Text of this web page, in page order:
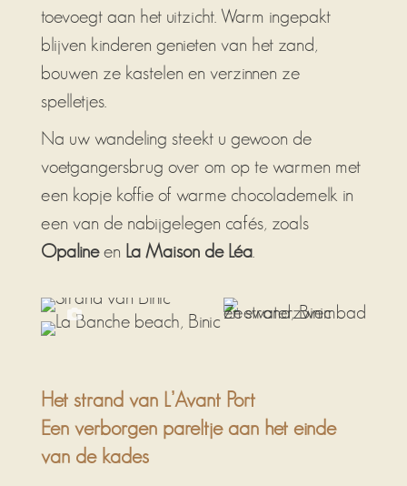
toevoegt aan het uitzicht. Warm ingepakt
blijven kinderen genieten van het zand,
bouwen ze kastelen en verzinnen ze
spelletjes.
Na uw wandeling steekt u gewoon de
voetgangersbrug over om op te warmen met
een kopje koffie of warme chocolademelk in
een van de nabijgelegen cafés, zoals
Opalineen La Maison de Léa.
Het strand van L’Avant Port
Een verborgen pareltje aan het einde
van de kades